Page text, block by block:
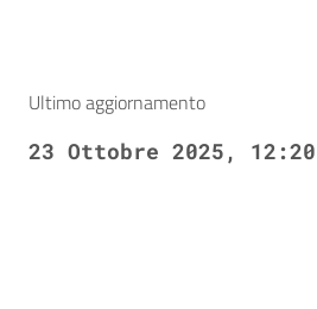
Ultimo aggiornamento
23 Ottobre 2025, 12:20